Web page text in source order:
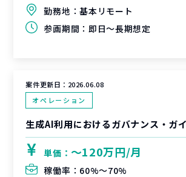
勤務地：基本リモート
参画期間： 即日～長期想定
案件更新日： 2026.06.08
オペレーション
単価： 〜120万円/月
稼働率： 60%〜70%